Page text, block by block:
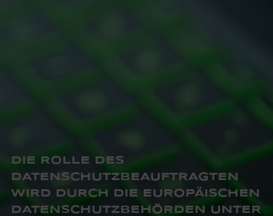
DIE ROLLE DES
DATENSCHUTZBEAUFTRAGTEN
WIRD DURCH DIE EUROPÄISCHEN
DATENSCHUTZBEHÖRDEN UNTER